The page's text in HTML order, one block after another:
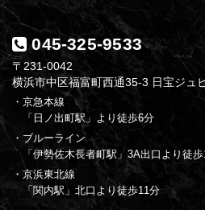
045-325-9533
〒231-0042
横浜市中区福富町西通35-3 日宝ジュ
・京急本線
「日ノ出町駅」より徒歩6分
・ブルーライン
「伊勢佐木長者町駅」3A出口より徒歩
・京浜東北線
「関内駅」北口より徒歩11分